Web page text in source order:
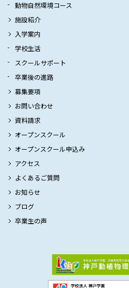
動物自然環境コース
施設紹介
入学案内
学校生活
スクールサポート
卒業後の進路
募集要項
お問い合わせ
資料請求
オープンスクール
オープンスクール申込み
アクセス
よくあるご質問
お知らせ
ブログ
卒業生の声